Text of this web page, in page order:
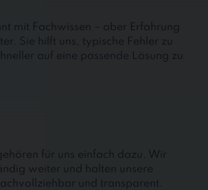
mit Fachwissen – aber Erfahrung
Sie hilft uns, typische Fehler zu
auf eine passende Lösung zu
für uns einfach dazu. Wir
weiter und halten unsere
und transparent.